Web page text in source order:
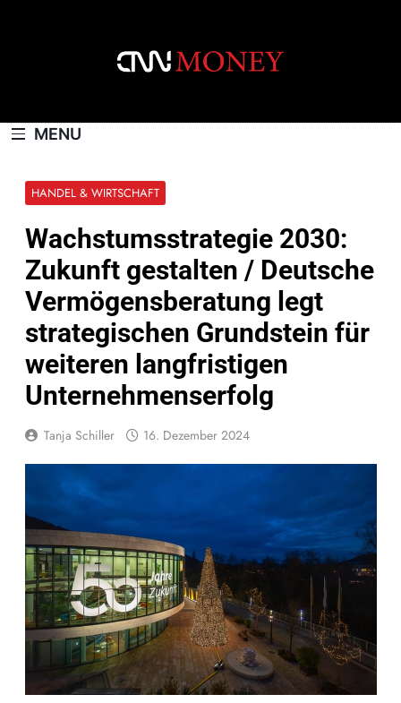
MENU
HANDEL & WIRTSCHAFT
Wachstumsstrategie 2030:
Zukunft gestalten / Deutsche
Vermögensberatung legt
strategischen Grundstein für
weiteren langfristigen
Unternehmenserfolg
Tanja Schiller 16. Dezember 2024